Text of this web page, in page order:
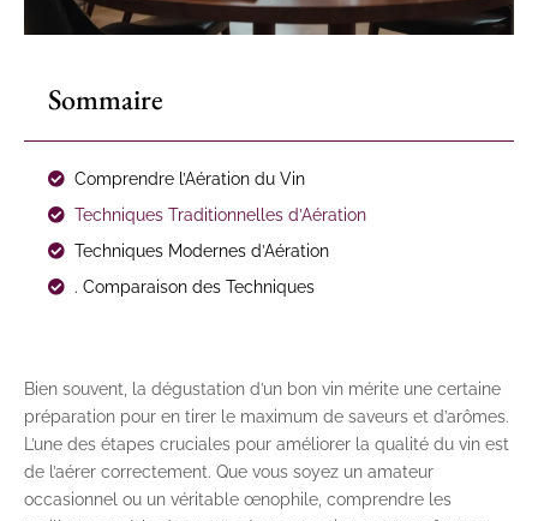
Sommaire
Comprendre l’Aération du Vin
Techniques Traditionnelles d’Aération
Techniques Modernes d’Aération
. Comparaison des Techniques
Bien souvent, la dégustation d’un bon vin mérite une certaine
préparation pour en tirer le maximum de saveurs et d’arômes.
L’une des étapes cruciales pour améliorer la qualité du vin est
de l’aérer correctement. Que vous soyez un amateur
occasionnel ou un véritable œnophile, comprendre les